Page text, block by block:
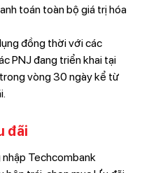
toán toàn bộ giá trị hóa
đồng thời với các
PNJ đang triển khai tại
vòng 30 ngày kể từ
đãi
Techcombank